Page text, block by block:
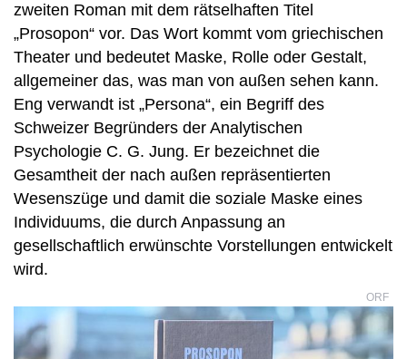
zweiten Roman mit dem rätselhaften Titel
„Prosopon“ vor. Das Wort kommt vom griechischen
Theater und bedeutet Maske, Rolle oder Gestalt,
allgemeiner das, was man von außen sehen kann.
Eng verwandt ist „Persona“, ein Begriff des
Schweizer Begründers der Analytischen
Psychologie C. G. Jung. Er bezeichnet die
Gesamtheit der nach außen repräsentierten
Wesenszüge und damit die soziale Maske eines
Individuums, die durch Anpassung an
gesellschaftlich erwünschte Vorstellungen entwickelt
wird.
ORF